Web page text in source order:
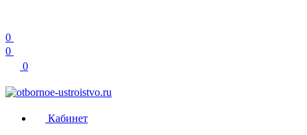
0
0
0
Кабинет